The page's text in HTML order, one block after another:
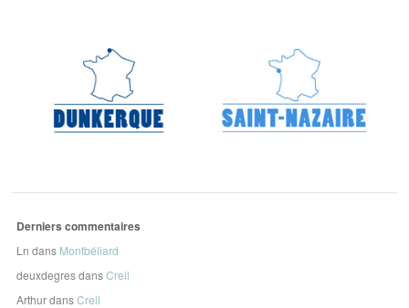
Derniers commentaires
Ln dans Montbéliard
deuxdegresdansCreil
ArthurdansCreil